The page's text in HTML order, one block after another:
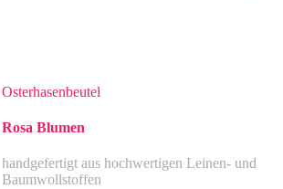
Osterhasenbeutel
Rosa Blumen
handgefertigt aus hochwertigen Leinen- und
Baumwollstoffen